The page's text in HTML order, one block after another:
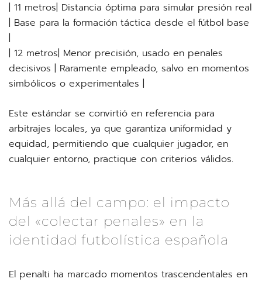
| 11 metros| Distancia óptima para simular presión real
| Base para la formación táctica desde el fútbol base
|
| 12 metros| Menor precisión, usado en penales
decisivos | Raramente empleado, salvo en momentos
simbólicos o experimentales |
Este estándar se convirtió en referencia para
arbitrajes locales, ya que garantiza uniformidad y
equidad, permitiendo que cualquier jugador, en
cualquier entorno, practique con criterios válidos.
Más allá del campo: el impacto
del «colectar penales» en la
identidad futbolística española
El penalti ha marcado momentos trascendentales en